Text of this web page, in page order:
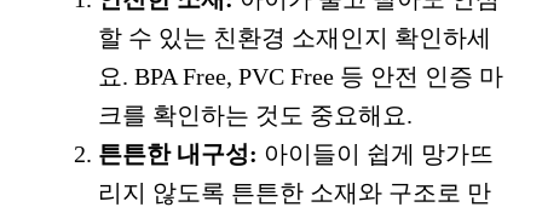
할 수 있는 친환경 소재인지 확인하세
요. BPA Free, PVC Free 등 안전 인증 마
크를 확인하는 것도 중요해요.
튼튼한 내구성: 아이들이 쉽게 망가뜨
리지 않도록 튼튼한 소재와 구조로 만